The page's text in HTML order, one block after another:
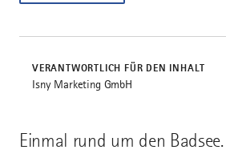
Einmal rund um den Badsee.
VERANTWORTLICH FÜR DEN INHALT
Isny Marketing GmbH